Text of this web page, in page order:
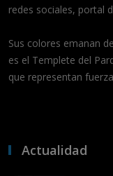
redes sociales, portal
Sus colores emanan
es el Templete del
que representan
Actualidad